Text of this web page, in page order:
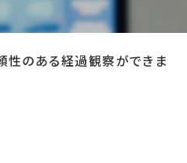
過観察、治療方針の決
性のある経過観察ができま